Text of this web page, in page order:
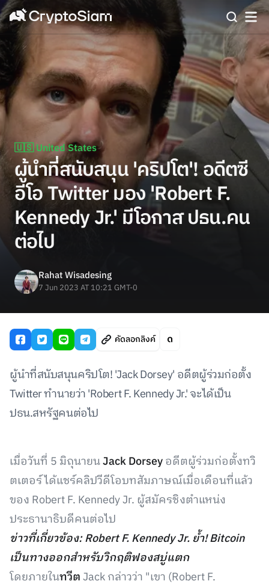
🇺🇸 United States
ผู้นำที่สนับสนุน 'คริปโต'! อดีตซี
อีโอ Twitter มอง 'Robert F.
Kennedy Jr.' มีโอกาส ปธน.คน
ต่อไป
Rahat Wisadesing
7 Jun 2023 AT 10:21 GMT-0
คัดลอกลิงค์
ผู้นำที่สนับสนุนคริปโต! 'Jack Dorsey' อดีตผู้ร่วมก่อตั้ง
Twitter ทำนายว่า 'Robert F. Kennedy Jr.' จะได้เป็น
ปธน.สหรัฐคนต่อไป
เมื่อวันที่ 5 มิถุนายนJack Dorseyอดีตผู้ร่วมก่อตั้งทวิ
ตเตอร์ ได้แชร์คลิปวีดีโอบทสัมภาษณ์เมื่อเดือนที่แล้ว
ของ Robert F. Kennedy Jr. ผู้สมัครชิงตำแหน่ง
ประธานาธิบดีคนต่อไป
ข่าวที่เกี่ยวข้อง: Robert F. Kennedy Jr. ย้ำ! Bitcoin
เป็นทางออกสำหรับวิกฤติฟองสบู่แตก
โดยภายในทวีตJack กล่าวว่า "เขา (Robert F.